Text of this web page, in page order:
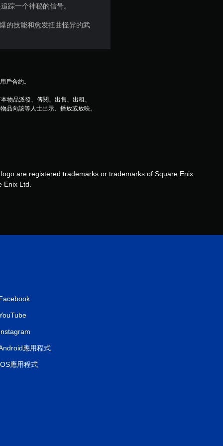
踪一个神秘的信号。
的技能和愈发扭曲怪异的武
戶合約。
物品派發、傳閱、出售、出租、
品向該等人士出示、播放或放映。
are registered trademarks or trademarks of Square Enix
Ltd.
應用程式
應用程式